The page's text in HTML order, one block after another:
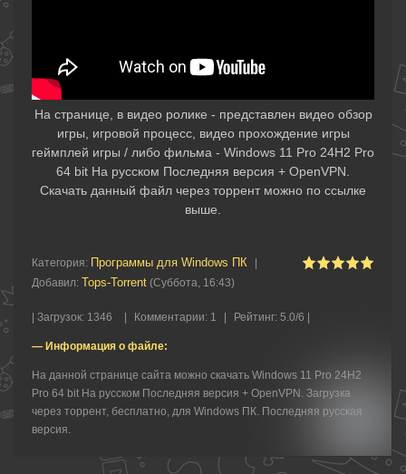
На странице, в видео ролике - представлен видео обзор
игры, игровой процесс, видео прохождение игры
геймплей игры / либо фильма - Windows 11 Pro 24H2 Pro
64 bit На русском Последняя версия + OpenVPN.
Скачать данный файл через торрент можно по ссылке
выше.
Категория: Программы для Windows ПК
Добавил: Tops-Torrent (Суббота, 16:43)
Загрузок: 1346 Комментарии: 1 Рейтинг: 5.0/6 |
— Информация о файле:
На данной странице сайта можно скачать Windows 11 Pro 24H2
Pro 64 bit На русском Последняя версия + OpenVPN. Загрузка
через торрент, бесплатно, для Windows ПК. Последняя русская
версия.